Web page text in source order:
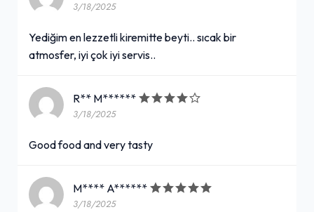
3/18/2025
Yediğim en lezzetli kiremitte beyti.. sıcak bir
atmosfer, iyi çok iyi servis..
R** M******
3/18/2025
Good food and very tasty
M**** A******
3/18/2025